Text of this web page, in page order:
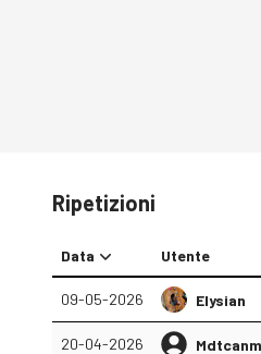
Ripetizioni
Data Utente
09-05-2026 Elysian
20-04-2026